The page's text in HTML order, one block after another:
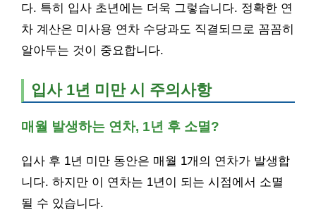
다. 특히 입사 초년에는 더욱 그렇습니다. 정확한 연
차 계산은 미사용 연차 수당과도 직결되므로 꼼꼼히
알아두는 것이 중요합니다.
입사 1년 미만 시 주의사항
매월 발생하는 연차, 1년 후 소멸?
입사 후 1년 미만 동안은 매월 1개의 연차가 발생합
니다. 하지만 이 연차는 1년이 되는 시점에서 소멸
될 수 있습니다.